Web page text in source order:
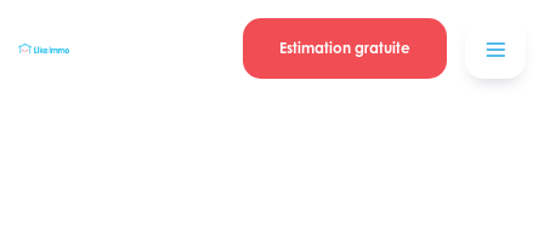
Estimation gratuite